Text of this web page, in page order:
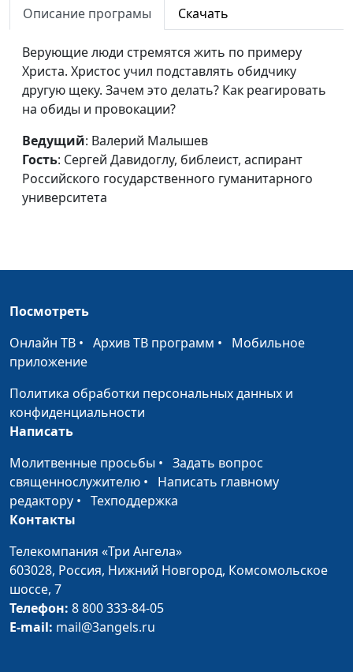
Зачем человеку
церковь?
Валерий Малышев,
Сергей Давидоглу,
библеист, аспирант
Российского
гуманитарного
университета
Культурные
Язычество в
христианстве
Валерий Малышев,
университета
Народ Божий
соблюдает субботу
Валерий Малышев,
Российского
государственного
Тело как храм Святого
Описание програмы Скачать
Верующие люди стремятся жить по примеру
Христа. Христос учил подставлять обидчику
другую щеку. Зачем это делать? Как реагировать
на обиды и провокации?
Ведущий: Валерий Малышев
Гость: Сергей Давидоглу, библеист, аспирант
Российского государственного гуманитарного
университета
Посмотреть
Онлайн ТВ • Архив ТВ программ • Мобильное
приложение
Политика обработки персональных данных и
конфиденциальности
Написать
Молитвенные просьбы • Задать вопрос
священнослужителю • Написать главному
редактору • Техподдержка
Контакты
Телекомпания «Три Ангела»
603028, Россия, Нижний Новгород, Комсомольское
шоссе, 7
Телефон: 8 800 333-84-05
E-mail: mail@3angels.ru